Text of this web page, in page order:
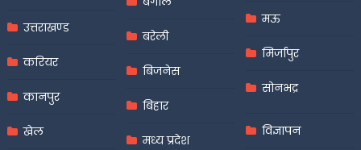
उत्तराखण्ड
करियर
कानपुर
खेल
बरेली
बिजनेस
बिहार
मध्य प्रदेश
मऊ
मिर्जापुर
सोनभद्र
विज्ञापन